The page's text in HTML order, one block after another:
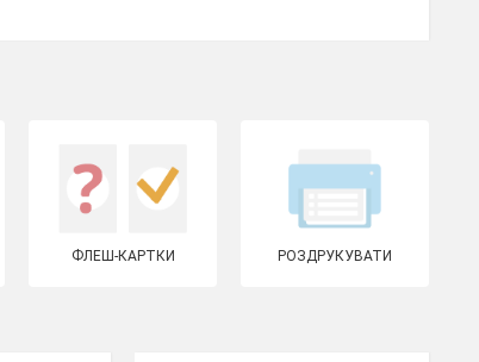
ФЛЕШ-КАРТКИ РОЗДРУКУВАТИ